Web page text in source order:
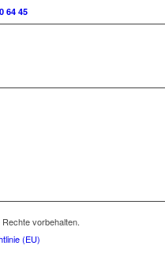
64 45
vorbehalten.
(EU)